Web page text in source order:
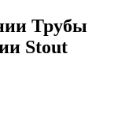
Трубы
Stout